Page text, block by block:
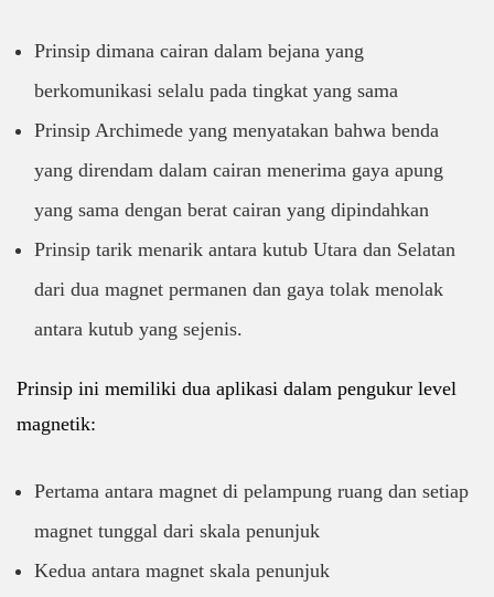
Prinsip dimana cairan dalam bejana yang
berkomunikasi selalu pada tingkat yang sama
Prinsip Archimede yang menyatakan bahwa benda
yang direndam dalam cairan menerima gaya apung
yang sama dengan berat cairan yang dipindahkan
Prinsip tarik menarik antara kutub Utara dan Selatan
dari dua magnet permanen dan gaya tolak menolak
antara kutub yang sejenis.
Prinsip ini memiliki dua aplikasi dalam pengukur level
magnetik:
Pertama antara magnet di pelampung ruang dan setiap
magnet tunggal dari skala penunjuk
Kedua antara magnet skala penunjuk